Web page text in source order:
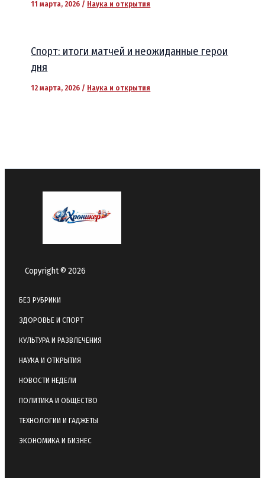
11 марта, 2026 / Наука и открытия
Спорт: итоги матчей и неожиданные герои
дня
12 марта, 2026 / Наука и открытия
Copyright © 2026
БЕЗ РУБРИКИ
ЗДОРОВЬЕ И СПОРТ
КУЛЬТУРА И РАЗВЛЕЧЕНИЯ
НАУКА И ОТКРЫТИЯ
НОВОСТИ НЕДЕЛИ
ПОЛИТИКА И ОБЩЕСТВО
ТЕХНОЛОГИИ И ГАДЖЕТЫ
ЭКОНОМИКА И БИЗНЕС